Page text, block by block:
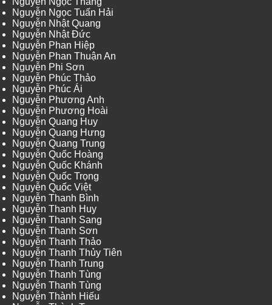
Nguyễn Ngọc Tuấn Hải
Nguyễn Nhật Quang
Nguyễn Nhật Đức
Nguyễn Phan Hiệp
Nguyễn Phan Thuận An
Nguyễn Phi Sơn
Nguyễn Phúc Thảo
Nguyễn Phúc Ái
Nguyễn Phương Anh
Nguyễn Phương Hoài
Nguyễn Quang Huy
Nguyễn Quang Hưng
Nguyễn Quang Trung
Nguyễn Quốc Hoàng
Nguyễn Quốc Khánh
Nguyễn Quốc Trọng
Nguyễn Quốc Việt
Nguyễn Thanh Bình
Nguyễn Thanh Huy
Nguyễn Thanh Sang
Nguyễn Thanh Sơn
Nguyễn Thanh Thảo
Nguyễn Thanh Thủy Tiên
Nguyễn Thanh Trung
Nguyễn Thanh Tùng
Nguyễn Thanh Tùng
Nguyễn Thành Hiếu